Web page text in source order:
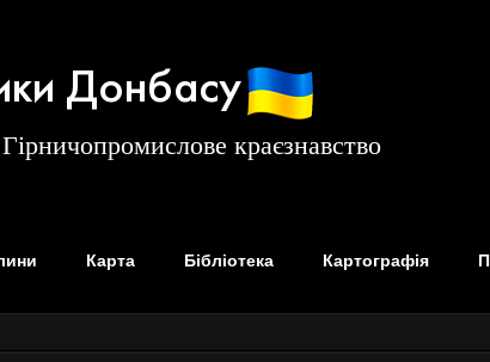
Донбасу
краєзнавство
Карта Бібліотека Картографія